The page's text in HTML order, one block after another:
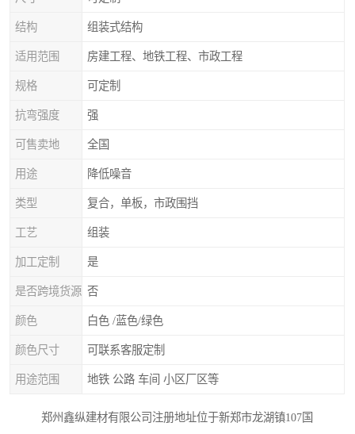
结构 组装式结构
适用范围 房建工程、地铁工程、市政工程
规格 可定制
抗弯强度 强
可售卖地 全国
用途 降低噪音
类型 复合，单板，市政围挡
工艺 组装
加工定制 是
是否跨境货源 否
颜色 白色 /蓝色/绿色
颜色尺寸 可联系客服定制
用途范围 地铁 公路 车间 小区厂区等
郑州鑫纵建材有限公司注册地址位于新郑市龙湖镇107国